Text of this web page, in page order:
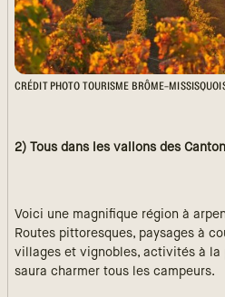
CRÉDIT PHOTO TOURISME BRÔME-
2) Tous dans les vallons des
Voici une magnifique région à
Routes pittoresques, paysages à
villages et vignobles, activités à la
saura charmer tous les campeurs.